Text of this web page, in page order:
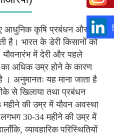
आधुनिक कृषि प्रबंधन और
है। भारत के डेरी किसानों को
में देरी और पहले
अधिक उम्र होने के कारण
अनुमानतः यह माना जाता है
से खिलाया तथा प्रबंधन
महीने की उम्र में यौवन अवस्था
30-34 महीने की उम्र में
व्यावहारिक परिस्थितियों